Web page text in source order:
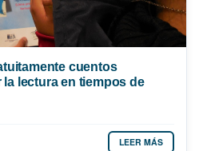
cuentos
lectura en tiempos de
LEER MÁS